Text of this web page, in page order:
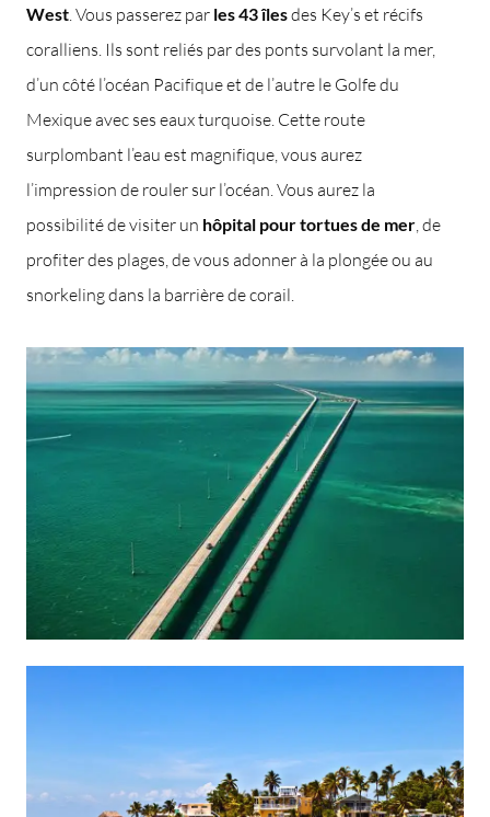
West . Vous passerez par les 43 îlesdes Key’s et récifs
coralliens. Ils sont reliés par des ponts survolant la mer,
d’un côté l’océan Pacifique et de l’autre le Golfe du
Mexique avec ses eaux turquoise. Cette route
surplombant l’eau est magnifique, vous aurez
l’impression de rouler sur l’océan. Vous aurez la
possibilité de visiter un hôpital pour tortues de mer , de
profiter des plages, de vous adonner à la plongée ou au
snorkeling dans la barrière de corail.